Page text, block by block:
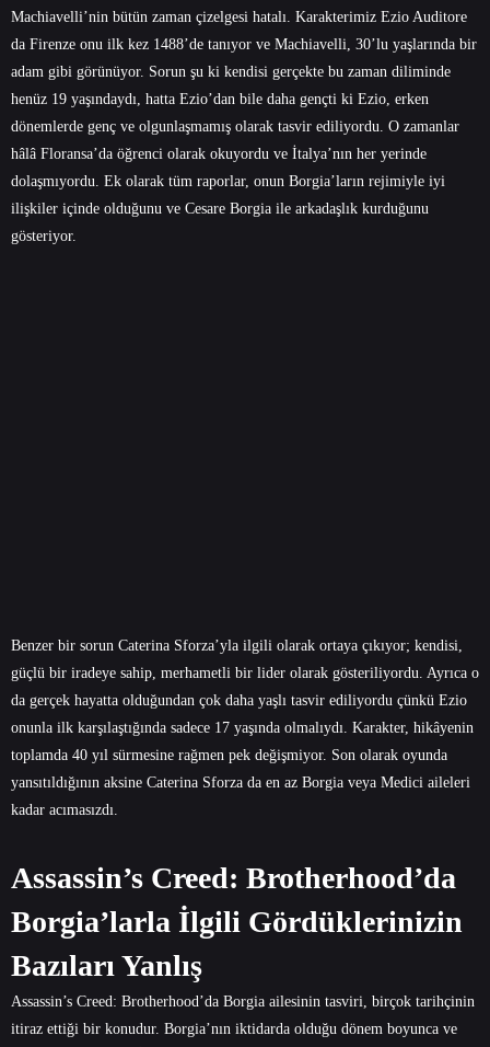
Machiavelli’nin bütün zaman çizelgesi hatalı. Karakterimiz Ezio Auditore
da Firenze onu ilk kez 1488’de tanıyor ve Machiavelli, 30’lu yaşlarında bir
adam gibi görünüyor. Sorun şu ki kendisi gerçekte bu zaman diliminde
henüz 19 yaşındaydı, hatta Ezio’dan bile daha gençti ki Ezio, erken
dönemlerde genç ve olgunlaşmamış olarak tasvir ediliyordu. O zamanlar
hâlâ Floransa’da öğrenci olarak okuyordu ve İtalya’nın her yerinde
dolaşmıyordu. Ek olarak tüm raporlar, onun Borgia’ların rejimiyle iyi
ilişkiler içinde olduğunu ve Cesare Borgia ile arkadaşlık kurduğunu
gösteriyor.
Benzer bir sorun Caterina Sforza’yla ilgili olarak ortaya çıkıyor; kendisi,
güçlü bir iradeye sahip, merhametli bir lider olarak gösteriliyordu. Ayrıca o
da gerçek hayatta olduğundan çok daha yaşlı tasvir ediliyordu çünkü Ezio
onunla ilk karşılaştığında sadece 17 yaşında olmalıydı. Karakter, hikâyenin
toplamda 40 yıl sürmesine rağmen pek değişmiyor. Son olarak oyunda
yansıtıldığının aksine Caterina Sforza da en az Borgia veya Medici aileleri
kadar acımasızdı.
Assassin’s Creed: Brotherhood’da
Borgia’larla İlgili Gördüklerinizin
Bazıları Yanlış
Assassin’s Creed: Brotherhood’da Borgia ailesinin tasviri, birçok tarihçinin
itiraz ettiği bir konudur. Borgia’nın iktidarda olduğu dönem boyunca ve